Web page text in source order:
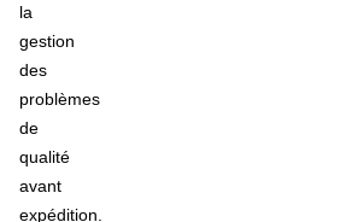
la
gestion
des
problèmes
de
qualité
avant
expédition.